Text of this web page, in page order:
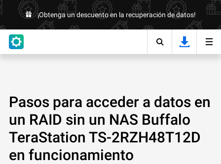
¡Obtenga un descuento en la recuperación de datos!
Pasos para acceder a datos en
un RAID sin un NAS Buffalo
TeraStation TS-2RZH48T12D
en funcionamiento